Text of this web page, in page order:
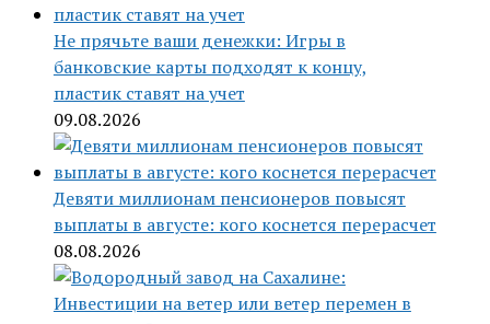
Не прячьте ваши денежки: Игры в
банковские карты подходят к концу,
пластик ставят на учет
09.08.2026
Девяти миллионам пенсионеров повысят
выплаты в августе: кого коснется перерасчет
08.08.2026